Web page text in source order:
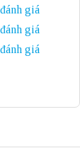
đánh giá
đánh giá
đánh giá